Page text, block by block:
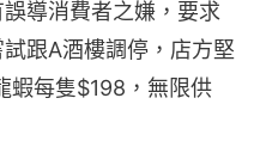
導消費者之嫌，要求
跟A酒樓調停，店方堅
蝦每隻$198，無限供